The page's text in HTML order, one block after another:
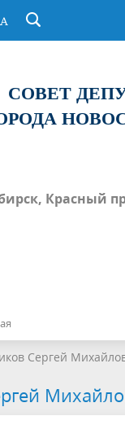
СОВЕТ
Красный
Сергей